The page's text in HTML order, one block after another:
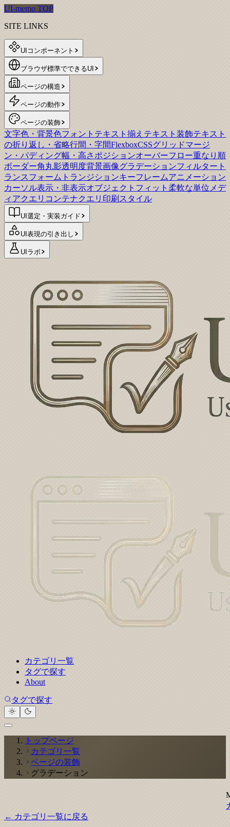
UI-memo TOP
SITE LINKS
UIコンポーネント
ブラウザ標準でできるUI
ページの構造
ページの動作
ページの装飾
文字色・背景色フォント テキスト揃え テキスト装飾テキスト
の折り返し・省略行間・字間FlexboxCSSグリッドマージ
ン・パディング幅・高さ ポジションオーバーフロー重なり順
ボーダー角丸影透明度背景画像グラデーションフィルター ト
ランスフォーム トランジションキーフレームアニメーション
カーソル表示・非表示オブジェクトフィット 柔軟な単位 メデ
ィアクエリ コンテナクエリ 印刷スタイル
UI選定・実装ガイド
UI表現の引き出し
UIラボ
カテゴリ一覧
タグで探す
About
タグで探す
トップページ
カテゴリ一覧
ページの装飾
グラデーション
← カテゴリ一覧に戻る